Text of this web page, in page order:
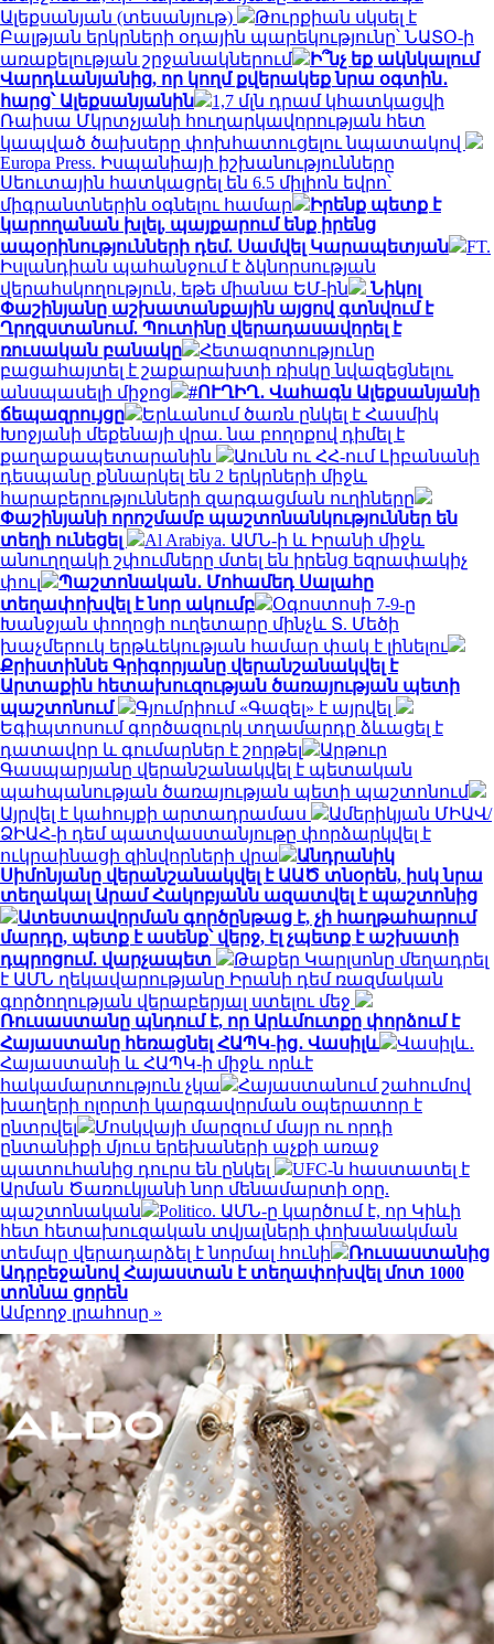
Ալեքսանյան (տեսանյութ)
Թուրքիան սկսել է
Բալթյան երկրների օդային պարեկությունը՝ ՆԱՏՕ-ի
առաքելության շրջանակներում
Ի՞նչ եք ակնկալում
Վարդևանյանից, որ կողմ քվերակեք նրա օգտին․
հարց՝ Ալեքսանյանին
1,7 մլն դրամ կհատկացվի
Ռաիսա Մկրտչյանի հուղարկավորության հետ
կապված ծախսերը փոխհատուցելու նպատակով
Europa Press. Իսպանիայի իշխանությունները
Սեուտային հատկացրել են 6.5 միլիոն եվրո՝
միգրանտներին օգնելու համար
Իրենք պետք է
կարողանան խլել, պայքարում ենք իրենց
ապօրինությունների դեմ. Սամվել Կարապետյան
FT.
Իսլանդիան պահանջում է ձկնորսության
վերահսկողություն, եթե միանա ԵՄ-ին
Նիկոլ
Փաշինյանը աշխատանքային այցով գտնվում է
Ղրղզստանում. Պուտինը վերադասավորել է
ռուսական բանակը
Հետազոտությունը
բացահայտել է շաքարախտի ռիսկը նվազեցնելու
անսպասելի միջոց
#ՈՒՂԻՂ․ Վահագն Ալեքսանյանի
ճեպազրույցը
Երևանում ծառն ընկել է Հասմիկ
Խոջյանի մեքենայի վրա. նա բողոքով դիմել է
քաղաքապետարանին
Աունն ու ՀՀ-ում Լիբանանի
դեսպանը քննարկել են 2 երկրների միջև
հարաբերությունների զարգացման ուղիները
Փաշինյանի որոշմամբ պաշտոնանկություններ են
տեղի ունեցել
Al Arabiya. ԱՄՆ-ի և Իրանի միջև
անուղղակի շփումները մտել են իրենց եզրափակիչ
փուլ
Պաշտոնական․ Մոհամեդ Սալահը
տեղափոխվել է նոր ակումբ
Օգոստոսի 7-9-ը
Խանջյան փողոցի ուղետարը մինչև Տ. Մեծի
խաչմերուկ երթևեկության համար փակ է լինելու
Քրիստիննե Գրիգորյանը վերանշանակվել է
Արտաքին հետախուզության ծառայության պետի
պաշտոնում
Գյումրիում «Գազել» է այրվել
Եգիպտոսում գործազուրկ տղամարդը ձևացել է
դատավոր և գումարներ է շորթել
Արթուր
Գասպարյանը վերանշանակվել է պետական
պահպանության ծառայության պետի պաշտոնում
Այրվել է կահույքի արտադրամաս
Ամերիկյան ՄԻԱՎ/
ՁԻԱՀ-ի դեմ պատվաստանյութը փորձարկվել է
ուկրաինացի զինվորների վրա
Անդրանիկ
Սիմոնյանը վերանշանակվել է ԱԱԾ տնօրեն, իսկ նրա
տեղակալ Արամ Հակոբյանն ազատվել է պաշտոնից
Ատեստավորման գործընթաց է, չի հաղթահարում
մարդը, պետք է ասենք՝ վերջ, էլ չպետք է աշխատի
դպրոցում. վարչապետ
Թաքեր Կարլսոնը մեղադրել
է ԱՄՆ ղեկավարությանը Իրանի դեմ ռազմական
գործողության վերաբերյալ ստելու մեջ
Ռուսաստանը պնդում է, որ Արևմուտքը փորձում է
Հայաստանը հեռացնել ՀԱՊԿ-ից․ Վասիլև
Վասիլև․
Հայաստանի և ՀԱՊԿ-ի միջև որևէ
հակամարտություն չկա
Հայաստանում շահումով
խաղերի ոլորտի կարգավորման օպերատոր է
ընտրվել
Մոսկվայի մարզում մայր ու որդի
ընտանիքի մյուս երեխաների աչքի առաջ
պատուհանից դուրս են ընկել
UFC-ն հաստատել է
Արման Ծառուկյանի նոր մենամարտի օրը.
պաշտոնական
Politico. ԱՄՆ-ը կարծում է, որ Կիևի
հետ հետախուզական տվյալների փոխանակման
տեմպը վերադարձել է նորմալ հունի
Ռուսաստանից
Ադրբեջանով Հայաստան է տեղափոխվել մոտ 1000
տոննա ցորեն
Ամբողջ լրահոսը »